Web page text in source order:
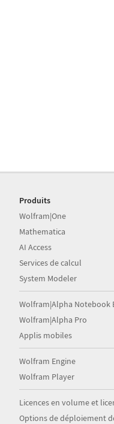
Produits
Wolfram|One
Mathematica
AI Access
Services de calcul
System Modeler
Wolfram|Alpha Notebook
Wolfram|Alpha Pro
Applis mobiles
Wolfram Engine
Wolfram Player
Licences en volume et
Options de déploiement